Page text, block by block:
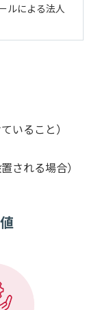
ルによる法人
いること）
される場合）